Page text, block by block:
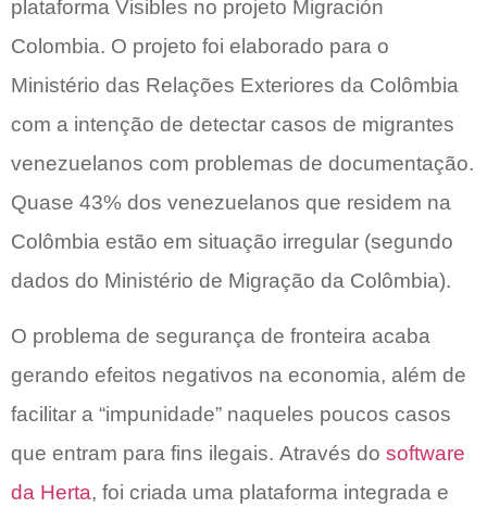
plataforma Visibles no projeto Migración
Colombia. O projeto foi elaborado para o
Ministério das Relações Exteriores da Colômbia
com a intenção de detectar casos de migrantes
venezuelanos com problemas de documentação.
Quase 43% dos venezuelanos que residem na
Colômbia estão em situação irregular (segundo
dados do Ministério de Migração da Colômbia).
O problema de segurança de fronteira acaba
gerando efeitos negativos na economia, além de
facilitar a “impunidade” naqueles poucos casos
que entram para fins ilegais. Através do software
da Herta, foi criada uma plataforma integrada e